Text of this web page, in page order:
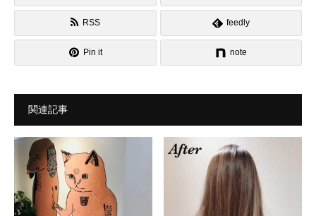
RSS feedly
Pin it note
関連記事